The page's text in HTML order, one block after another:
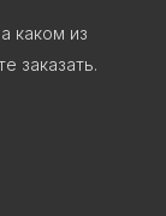
каком из
заказать.